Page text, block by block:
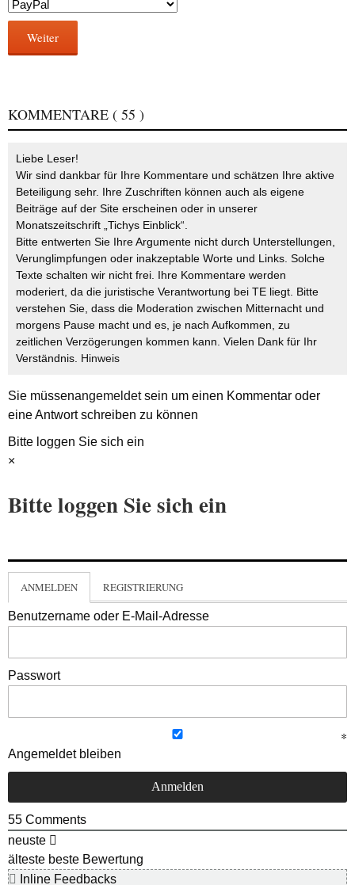
Weiter
KOMMENTARE ( 55 )
Liebe Leser!
Wir sind dankbar für Ihre Kommentare und schätzen Ihre aktive
Beteiligung sehr. Ihre Zuschriften können auch als eigene
Beiträge auf der Site erscheinen oder in unserer
Monatszeitschrift „Tichys Einblick“.
Bitte entwerten Sie Ihre Argumente nicht durch Unterstellungen,
Verunglimpfungen oder inakzeptable Worte und Links. Solche
Texte schalten wir nicht frei. Ihre Kommentare werden
moderiert, da die juristische Verantwortung bei TE liegt. Bitte
verstehen Sie, dass die Moderation zwischen Mitternacht und
morgens Pause macht und es, je nach Aufkommen, zu
zeitlichen Verzögerungen kommen kann. Vielen Dank für Ihr
Verständnis. Hinweis
Sie müssenangemeldetsein um einen Kommentar oder
eine Antwort schreiben zu können
Bitte loggen Sie sich ein
×
Bitte loggen Sie sich ein
ANMELDEN REGISTRIERUNG
Benutzername oder E-Mail-Adresse
Passwort
Angemeldet bleiben
55 Comments
neuste
älteste beste Bewertung
Inline Feedbacks